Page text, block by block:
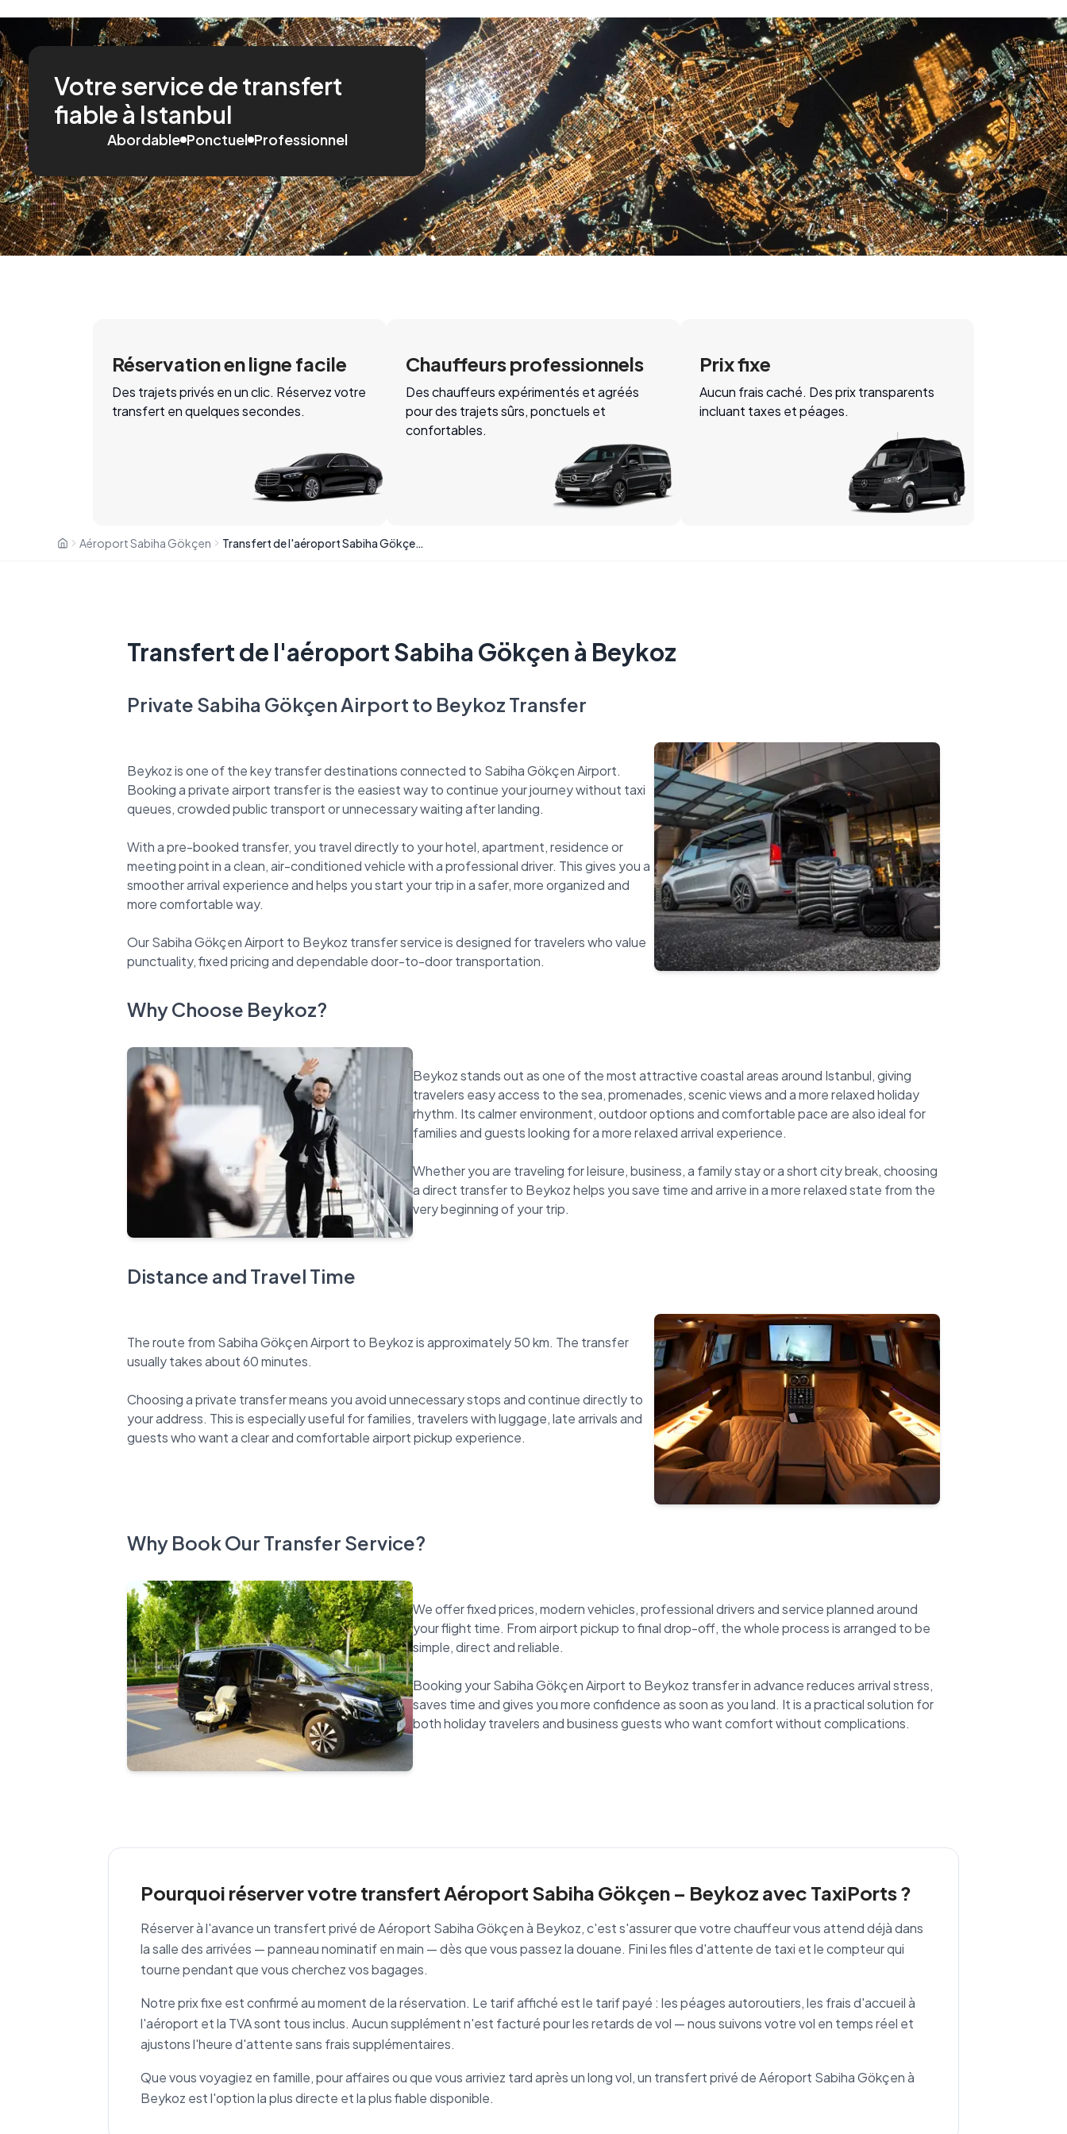
Votre service de transfert
fiable à Istanbul
Abordable Ponctuel Professionnel
Réservation en ligne facile
Des trajets privés en un clic. Réservez votre
transfert en quelques secondes.
Chauffeurs professionnels
Des chauffeurs expérimentés et agréés
pour des trajets sûrs, ponctuels et
confortables.
Prix fixe
Aucun frais caché. Des prix transparents
incluant taxes et péages.
Aéroport Sabiha Gökçen Transfert de l'aéroport Sabiha Gökçen à Beykoz
Transfert de l'aéroport Sabiha Gökçen à Beykoz
Private Sabiha Gökçen Airport to Beykoz Transfer
Beykoz is one of the key transfer destinations connected to Sabiha Gökçen Airport.
Booking a private airport transfer is the easiest way to continue your journey without taxi
queues, crowded public transport or unnecessary waiting after landing.
With a pre-booked transfer, you travel directly to your hotel, apartment, residence or
meeting point in a clean, air-conditioned vehicle with a professional driver. This gives you a
smoother arrival experience and helps you start your trip in a safer, more organized and
more comfortable way.
Our Sabiha Gökçen Airport to Beykoz transfer service is designed for travelers who value
Why Choose Beykoz?
Beykoz stands out as one of the most attractive coastal areas around Istanbul, giving
travelers easy access to the sea, promenades, scenic views and a more relaxed holiday
rhythm. Its calmer environment, outdoor options and comfortable pace are also ideal for
families and guests looking for a more relaxed arrival experience.
Whether you are traveling for leisure, business, a family stay or a short city break, choosing
a direct transfer to Beykoz helps you save time and arrive in a more relaxed state from the
Distance and Travel Time
The route from Sabiha Gökçen Airport to Beykoz is approximately 50 km. The transfer
usually takes about 60 minutes.
Choosing a private transfer means you avoid unnecessary stops and continue directly to
your address. This is especially useful for families, travelers with luggage, late arrivals and
Why Book Our Transfer Service?
We offer fixed prices, modern vehicles, professional drivers and service planned around
your flight time. From airport pickup to final drop-off, the whole process is arranged to be
simple, direct and reliable.
Booking your Sabiha Gökçen Airport to Beykoz transfer in advance reduces arrival stress,
saves time and gives you more confidence as soon as you land. It is a practical solution for
Pourquoi réserver votre transfert Aéroport Sabiha Gökçen – Beykoz avec TaxiPorts ?
Réserver à l'avance un transfert privé de Aéroport Sabiha Gökçen à Beykoz, c'est s'assurer que votre chauffeur vous attend déjà dans
la salle des arrivées — panneau nominatif en main — dès que vous passez la douane. Fini les files d'attente de taxi et le compteur qui
tourne pendant que vous cherchez vos bagages.
Notre prix fixe est confirmé au moment de la réservation. Le tarif affiché est le tarif payé : les péages autoroutiers, les frais d'accueil à
l'aéroport et la TVA sont tous inclus. Aucun supplément n'est facturé pour les retards de vol — nous suivons votre vol en temps réel et
ajustons l'heure d'attente sans frais supplémentaires.
Que vous voyagiez en famille, pour affaires ou que vous arriviez tard après un long vol, un transfert privé de Aéroport Sabiha Gökçen à
Beykoz est l'option la plus directe et la plus fiable disponible.